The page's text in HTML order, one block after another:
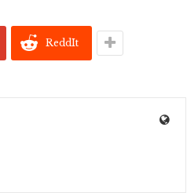
ReddIt